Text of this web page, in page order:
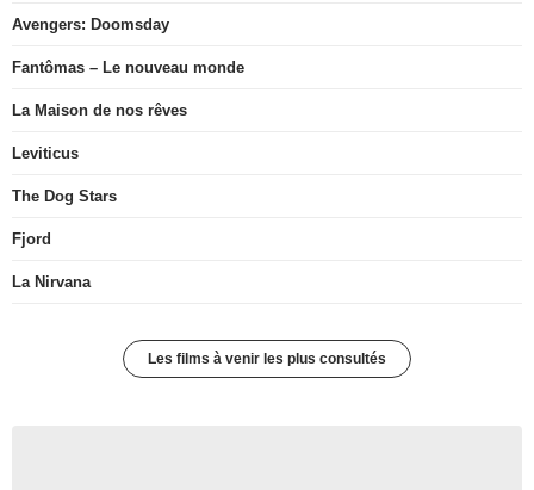
Avengers: Doomsday
Fantômas – Le nouveau monde
La Maison de nos rêves
Leviticus
The Dog Stars
Fjord
La Nirvana
Les films à venir les plus consultés